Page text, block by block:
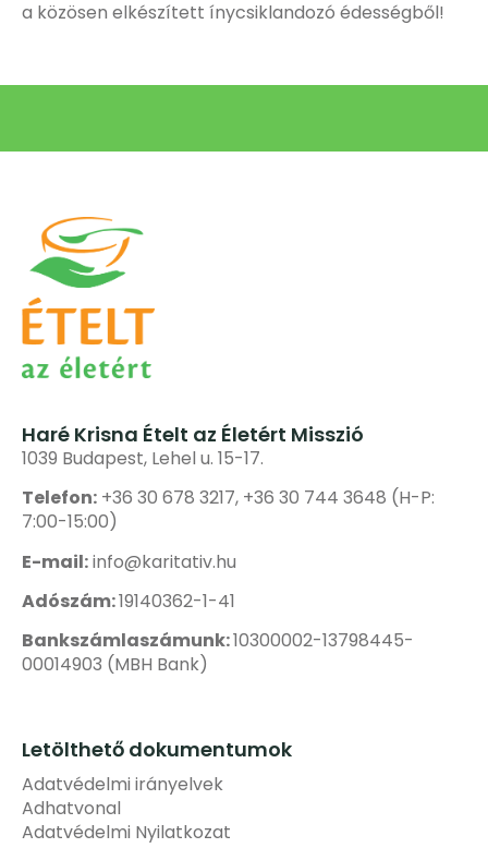
a közösen elkészített ínycsiklandozó édességből!
Haré Krisna Ételt az Életért Misszió
1039 Budapest, Lehel u. 15-17.
Telefon: +36 30 678 3217, +36 30 744 3648 (H-P:
7:00-15:00)
E-mail:info@karitativ.hu
Adószám:19140362-1-41
Bankszámlaszámunk:10300002-13798445-
00014903 (MBH Bank)
Letölthető dokumentumok
Adatvédelmi irányelvek
Adhatvonal
Adatvédelmi Nyilatkozat